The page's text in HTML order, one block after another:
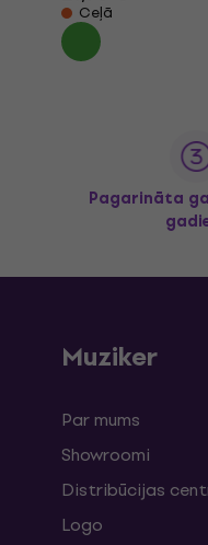
Ceļā
Pagarināta
Muziker
Par mums
Showroomi
Distribūcijas
Logo